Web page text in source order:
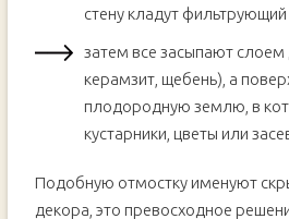
стену кладут фильтрующий
затем все засыпают слоем
керамзит, щебень), а
плодородную землю, в
кустарники, цветы или
Подобную отмостку именуют
декора, это превосходное